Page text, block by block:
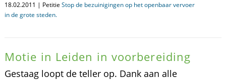
18.02.2011 | Petitie Stop de bezuinigingen op het openbaar vervoer
in de grote steden.
Motie in Leiden in voorbereiding
Gestaag loopt de teller op. Dank aan alle